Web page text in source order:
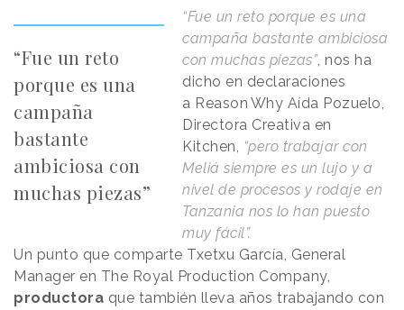
“Fue un reto
porque es una
campaña
bastante
ambiciosa con
muchas piezas”
“Fue un reto porque es una
campaña bastante ambiciosa
con muchas piezas”, nos ha
dicho en declaraciones
a Reason Why Aída Pozuelo,
Directora Creativa en
Kitchen, “pero trabajar con
Meliá siempre es un lujo y a
nivel de procesos y rodaje en
Tanzania nos lo han puesto
muy fácil”.
Un punto que comparte Txetxu García, General
Manager en The Royal Production Company,
productora que también lleva años trabajando con